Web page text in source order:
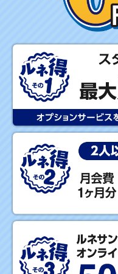
キ
ャ
ン
ペ
ー
ン